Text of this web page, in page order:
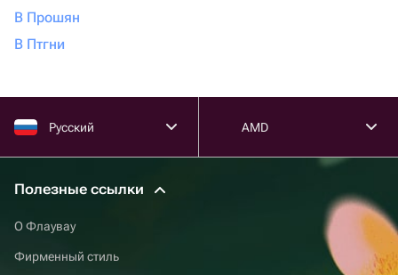
В Прошян
В Птгни
Русский AMD
Полезные ссылки
О Флаувау
Фирменный стиль